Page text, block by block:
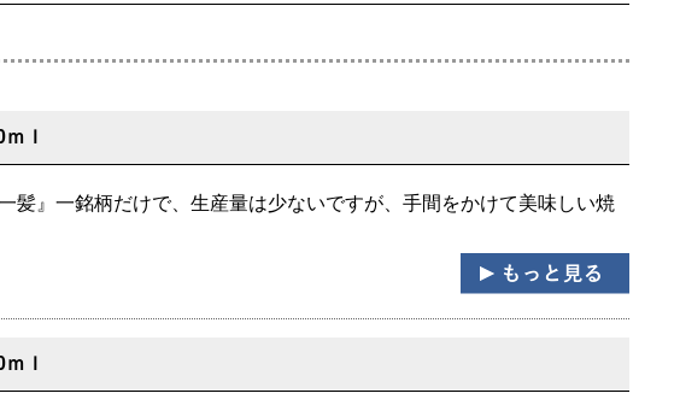
ｌ
髪』一銘柄だけで、生産量は少ないですが、手間をかけて美味しい焼
ｌ